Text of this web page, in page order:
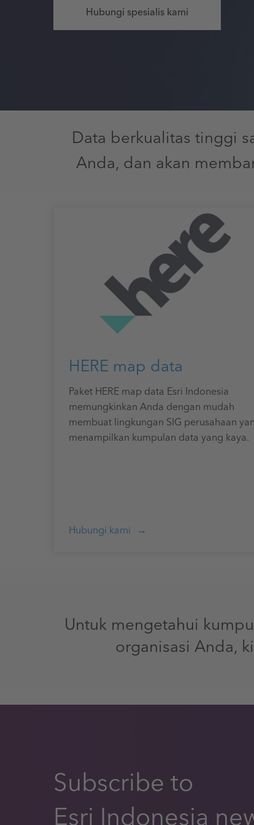
Hubungi spesialis kami
Data berkualitas tinggi
Anda, dan akan
HERE map data
Paket HERE map data Esri Indonesia
memungkinkan Anda dengan mudah
membuat lingkungan SIG perusahaan
menampilkan kumpulan data yang kaya.
Hubungi kami
Untuk mengetahui
organisasi Anda,
Subscribe to